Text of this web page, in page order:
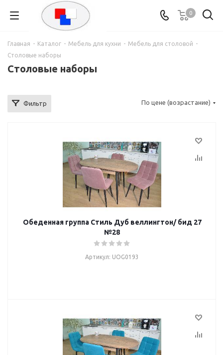
0
Главная - Каталог - Мебель для кухни - Мебель для столовой -
Столовые наборы
Столовые наборы
Фильтр По цене (возрастание)
Обеденная группа Стиль Дуб веллингтон/ бид 27
№28
Артикул: UOG0193